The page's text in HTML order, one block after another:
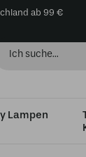
ab 99 €
Lampen
Wright mit Kette